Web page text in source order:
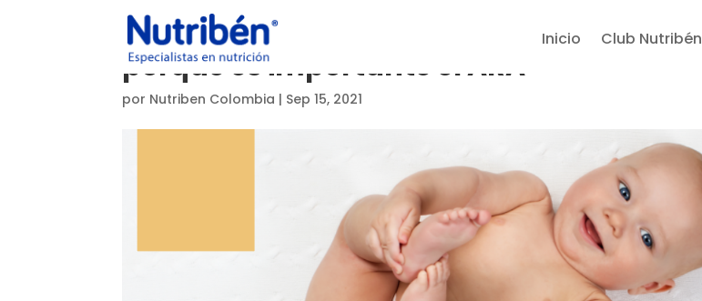
Inicio Club Nutribén
porque es importante el ARA
por Nutriben Colombia | Sep 15, 2021